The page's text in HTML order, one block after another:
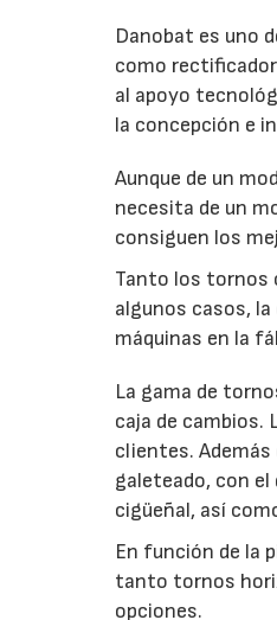
Danobat es uno
como
al apoyo
la concepción e
Aunque de un
necesita de un
consiguen los
Tanto los tornos
algunos casos,
máquinas en la
La gama de
caja de cambios.
clientes.
galeteado, con
cigüeñal, así
En función de la
tanto tornos
opciones.